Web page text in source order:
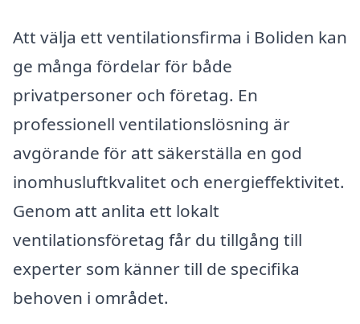
Att välja ett ventilationsfirma i Boliden kan
ge många fördelar för både
privatpersoner och företag. En
professionell ventilationslösning är
avgörande för att säkerställa en god
inomhusluftkvalitet och energieffektivitet.
Genom att anlita ett lokalt
ventilationsföretag får du tillgång till
experter som känner till de specifika
behoven i området.